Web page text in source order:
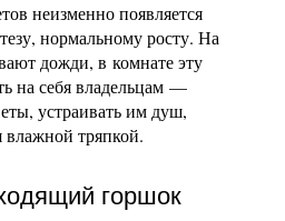
неизменно появляется
нормальному росту. На
дожди, в комнате эту
на себя владельцам —
устраивать им душ,
влажной тряпкой.
горшок